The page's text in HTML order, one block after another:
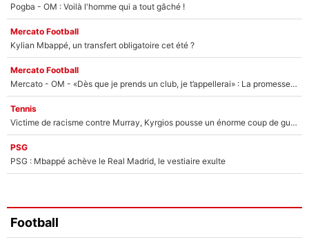
Pogba - OM : Voilà l'homme qui a tout gâché !
Mercato Football
Kylian Mbappé, un transfert obligatoire cet été ?
Mercato Football
Mercato - OM - «Dès que je prends un club, je t’appellerai» : La promesse de Marcelino au moment de claquer la porte
Tennis
Victime de racisme contre Murray, Kyrgios pousse un énorme coup de gueule !
PSG
PSG : Mbappé achève le Real Madrid, le vestiaire exulte
Football